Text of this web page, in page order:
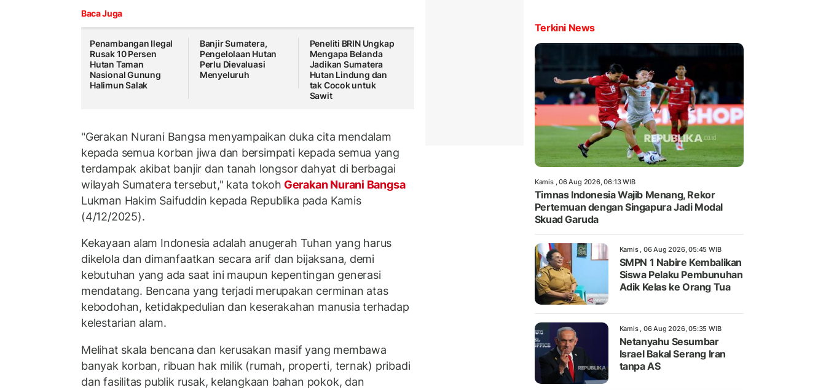
Baca Juga
Penambangan Ilegal
Rusak 10 Persen
Hutan Taman
Nasional Gunung
Halimun Salak
Banjir Sumatera,
Pengelolaan Hutan
Perlu Dievaluasi
Menyeluruh
Peneliti BRIN Ungkap
Mengapa Belanda
Jadikan Sumatera
Hutan Lindung dan
tak Cocok untuk
Sawit
"Gerakan Nurani Bangsa menyampaikan duka cita mendalam
kepada semua korban jiwa dan bersimpati kepada semua yang
terdampak akibat banjir dan tanah longsor dahyat di berbagai
wilayah Sumatera tersebut," kata tokoh Gerakan Nurani Bangsa
Lukman Hakim Saifuddin kepada Republika pada Kamis
(4/12/2025).
Kekayaan alam Indonesia adalah anugerah Tuhan yang harus
dikelola dan dimanfaatkan secara arif dan bijaksana, demi
kebutuhan yang ada saat ini maupun kepentingan generasi
mendatang. Bencana yang terjadi merupakan cerminan atas
kebodohan, ketidakpedulian dan keserakahan manusia terhadap
kelestarian alam.
Melihat skala bencana dan kerusakan masif yang membawa
banyak korban, ribuan hak milik (rumah, properti, ternak) pribadi
dan fasilitas publik rusak, kelangkaan bahan pokok, dan
Terkini News
Kamis , 06 Aug 2026, 06:13 WIB
Timnas Indonesia Wajib Menang, Rekor
Pertemuan dengan Singapura Jadi Modal
Skuad Garuda
Kamis , 06 Aug 2026, 05:45 WIB
SMPN 1 Nabire Kembalikan
Siswa Pelaku Pembunuhan
Adik Kelas ke Orang Tua
Kamis , 06 Aug 2026, 05:35 WIB
Netanyahu Sesumbar
Israel Bakal Serang Iran
tanpa AS